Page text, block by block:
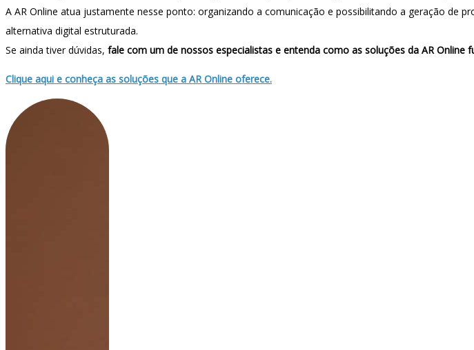
A AR Online atua justamente nesse ponto: organizando a comunicação e possibilitando a geração de
alternativa digital estruturada.
Se ainda tiver dúvidas, fale com um de nossos especialistas e entenda como as soluções da AR Online
Clique aqui e conheça as soluções que a AR Online oferece.